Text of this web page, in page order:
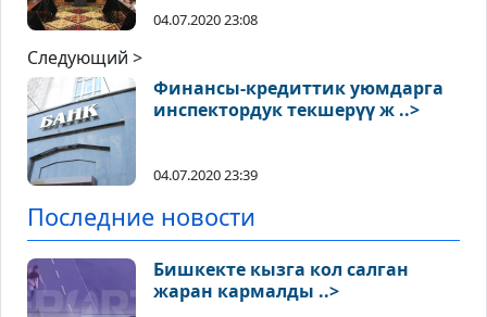
04.07.2020 23:08
Следующий >
Финансы-кредиттик уюмдарга
инспектордук текшерүү ж ..>
04.07.2020 23:39
Последние новости
Бишкекте кызга кол салган
жаран кармалды ..>